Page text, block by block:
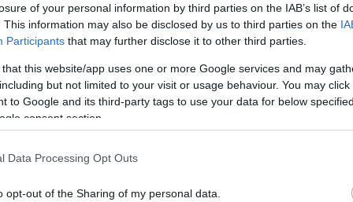
of your personal information by third parties on the IAB’s list of
This information may also be disclosed by us to third parties on the
Participants that may further disclose it to other third parties.
that this website/app uses one or more Google services and may
but not limited to your visit or usage behaviour. You may
to Google and its third-party tags to use your data for below
consent section.
Data Processing Opt Outs
opt-out of the Sharing of my personal data.
πάρα πολύ σημαντικό να δρομολογήσουμε
προληπτικών εξετάσεων. Όπως
του καρκίνου του μαστού - μάλιστα, σήμερα
ημέρα καταπολέμησης του καρκίνου του
το οποίο ήταν εξαιρετικά
οι οποίες είχαν πρόωρα συμπτώματα
μαστού, χωρίς να το γνωρίζουν. Σε μια εποχή